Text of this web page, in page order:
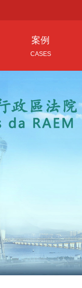
案例
CASES
中国古代案例库
民国时期案例库